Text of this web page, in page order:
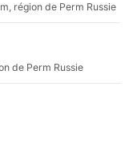
région de Perm Russie
de Perm Russie